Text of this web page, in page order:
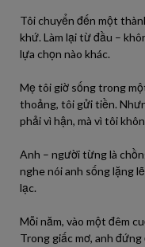
Tôi chuyển đến một
khứ. Làm lại từ đầu –
lựa chọn nào khác.
Mẹ tôi giờ sống trong
thoảng, tôi gửi tiền.
phải vì hận, mà vì tôi
Anh – người từng là
nghe nói anh sống lặng
lạc.
Mỗi năm, vào một đêm
Trong giấc mơ, anh